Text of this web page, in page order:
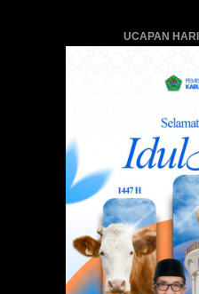
UCAPAN